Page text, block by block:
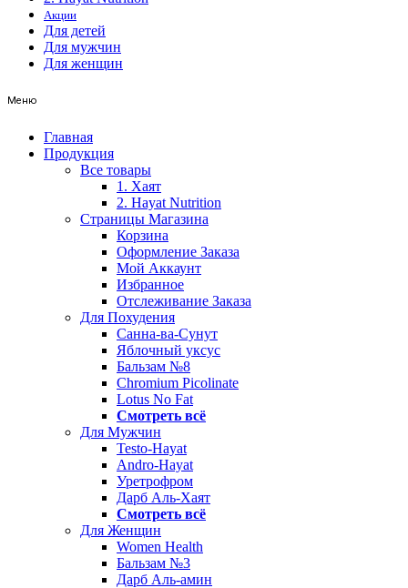
Акции
Для детей
Для мужчин
Для женщин
Меню
Главная
Продукция
Все товары
1. Хаят
2. Hayat Nutrition
Страницы Магазина
Корзина
Оформление Заказа
Мой Аккаунт
Избранное
Отслеживание Заказа
Для Похудения
Санна-ва-Сунут
Яблочный уксус
Бальзам №8
Chromium Picolinate
Lotus No Fat
Смотреть всё
Для Мужчин
Testo-Hayat
Andro-Hayat
Уретрофром
Дарб Аль-Хаят
Смотреть всё
Для Женщин
Women Health
Бальзам №3
Дарб Аль-амин